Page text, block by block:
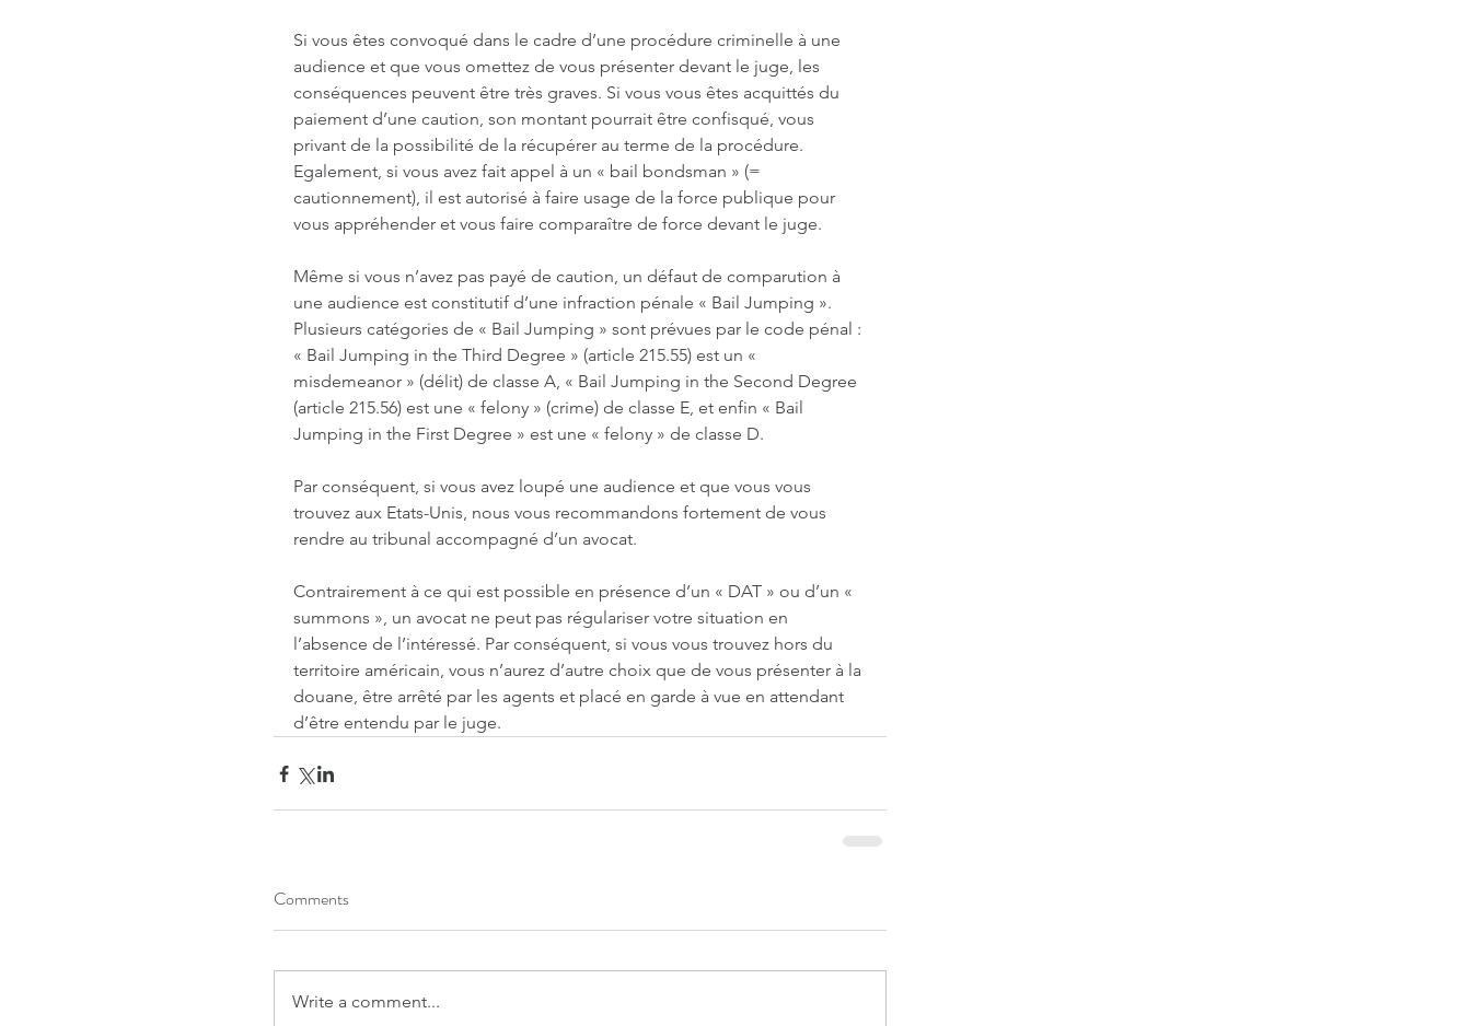
Si vous êtes convoqué dans le cadre d’une procédure criminelle à une
audience et que vous omettez de vous présenter devant le juge, les
conséquences peuvent être très graves. Si vous vous êtes acquittés du
paiement d’une caution, son montant pourrait être confisqué, vous
privant de la possibilité de la récupérer au terme de la procédure.
Egalement, si vous avez fait appel à un « bail bondsman » (=
cautionnement), il est autorisé à faire usage de la force publique pour
vous appréhender et vous faire comparaître de force devant le juge.
Même si vous n’avez pas payé de caution, un défaut de comparution à
une audience est constitutif d’une infraction pénale « Bail Jumping ».
Plusieurs catégories de « Bail Jumping » sont prévues par le code pénal :
« Bail Jumping in the Third Degree » (article 215.55) est un «
misdemeanor » (délit) de classe A, « Bail Jumping in the Second Degree
(article 215.56) est une « felony » (crime) de classe E, et enfin « Bail
Jumping in the First Degree » est une « felony » de classe D.
Par conséquent, si vous avez loupé une audience et que vous vous
trouvez aux Etats-Unis, nous vous recommandons fortement de vous
rendre au tribunal accompagné d’un avocat.
Contrairement à ce qui est possible en présence d’un « DAT » ou d’un «
summons », un avocat ne peut pas régulariser votre situation en
l’absence de l’intéressé. Par conséquent, si vous vous trouvez hors du
territoire américain, vous n’aurez d’autre choix que de vous présenter à la
douane, être arrêté par les agents et placé en garde à vue en attendant
d’être entendu par le juge.
Comments
Write a comment...